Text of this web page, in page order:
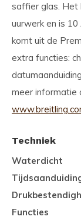
saffier glas. Het
uurwerk en is
komt uit de
extra functies:
meer informatie
Techniek
Waterdicht
Functies